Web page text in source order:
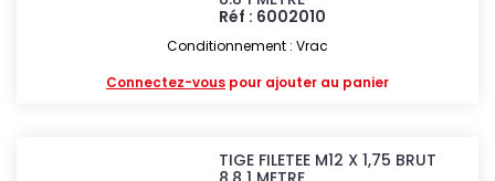
Réf : 6002010
Conditionnement : Vrac
Connectez-vous pour ajouter au panier
TIGE FILETEE M12 X 1,75 BRUT